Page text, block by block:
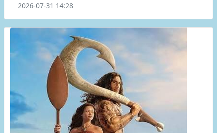
2026-07-31 14:28